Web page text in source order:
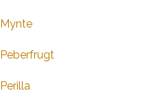
Mynte
Peberfrugt
Perilla